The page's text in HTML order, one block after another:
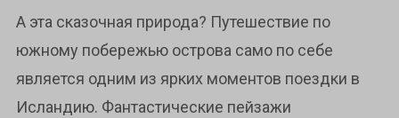
А эта сказочная природа? Путешествие по
южному побережью острова само по себе
является одним из ярких моментов поездки в
Исландию. Фантастические пейзажи